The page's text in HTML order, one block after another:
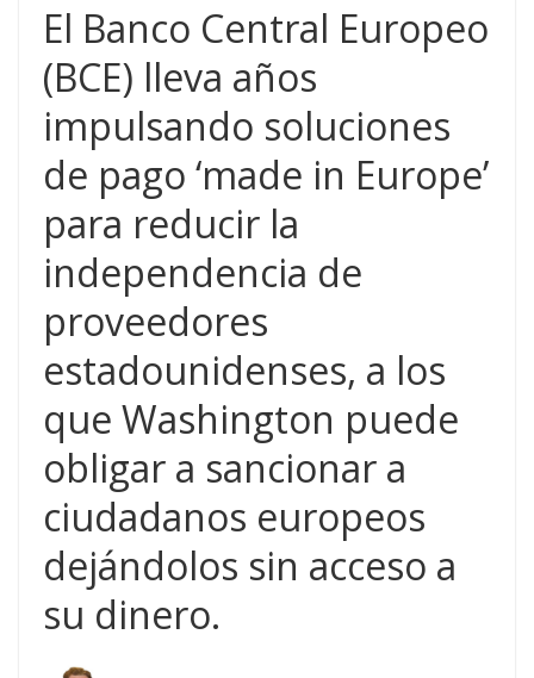
El Banco Central Europeo
(BCE) lleva años
impulsando soluciones
de pago ‘made in Europe’
para reducir la
independencia de
proveedores
estadounidenses, a los
que Washington puede
obligar a sancionar a
ciudadanos europeos
dejándolos sin acceso a
su dinero.